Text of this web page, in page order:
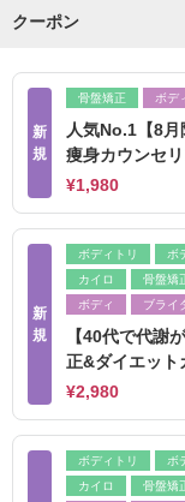
クーポン
新
規
骨盤矯正 ボデ
人気No.1【8
痩身カウンセ
¥1,980
新
規
ボディトリ ボ
カイロ
骨盤矯
ボディ
ブライ
【40代で代謝
正&ダイエット
¥2,980
ボディトリ ボ
カイロ
骨盤矯